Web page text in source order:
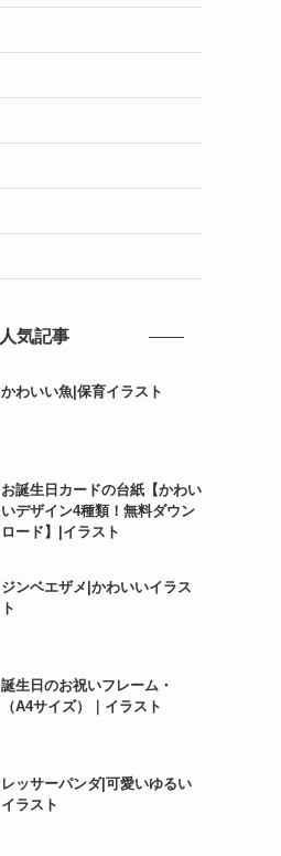
人気記事
かわいい魚|保育イラスト
お誕生日カードの台紙【かわい
いデザイン4種類！無料ダウン
ロード】|イラスト
ジンベエザメ|かわいいイラス
ト
誕生日のお祝いフレーム・
（A4サイズ）｜イラスト
レッサーパンダ|可愛いゆるい
イラスト